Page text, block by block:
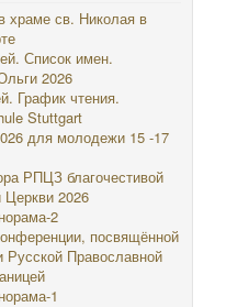
храме св. Николая в
Список имен.
2026
График чтения.
Stuttgart
для молодежи 15 -17
РПЦЗ благочестивой
Церкви 2026
2
посвящённой
Русской Православной
1